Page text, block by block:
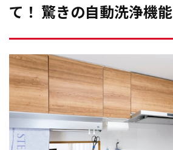
て！ 驚きの自動洗浄機能